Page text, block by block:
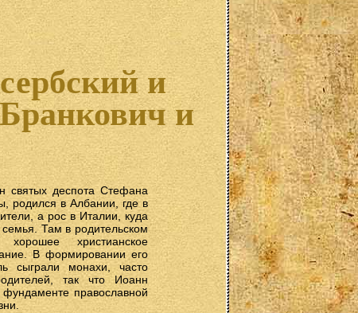
и
и
святых деспота Стефана
родился в Албании, где в
а рос в Италии, куда
Там в родительском
христианское
В формировании его
сыграли монахи, часто
так что Иоанн
православной